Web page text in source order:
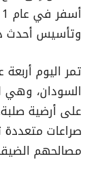
وتأسيس أحدث
تمر اليوم
السودان، وهي
على أرضية
صراعات
مصالحهم